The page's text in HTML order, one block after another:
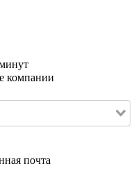
компании
почта